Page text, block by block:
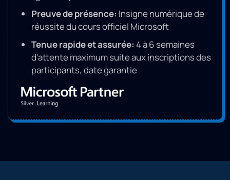
Preuve de présence: Insigne numérique de
réussite du cours officiel Microsoft
Tenue rapide et assurée: 4 à 6 semaines
d’attente maximum suite aux inscriptions des
participants, date garantie